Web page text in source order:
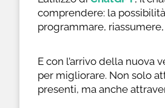
comprendere: la
programmare,
E con l’arrivo della nuova
per migliorare. Non solo
presenti, ma anche